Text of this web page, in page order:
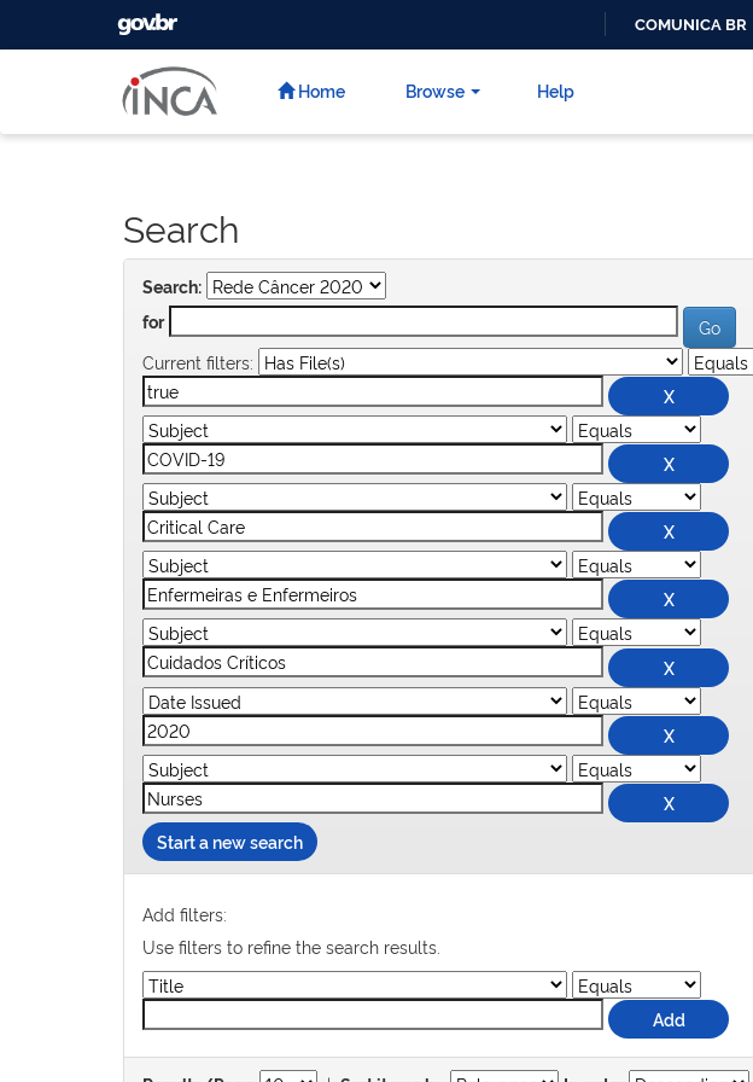
GOVBR
COMUNICA BR
Home Browse Help
Search
Search:
for
Current filters:
Start a new search
Add filters:
Use filters to refine the search results.